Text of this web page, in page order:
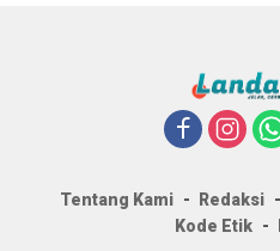
Tentang Kami Redaksi
Kode Etik